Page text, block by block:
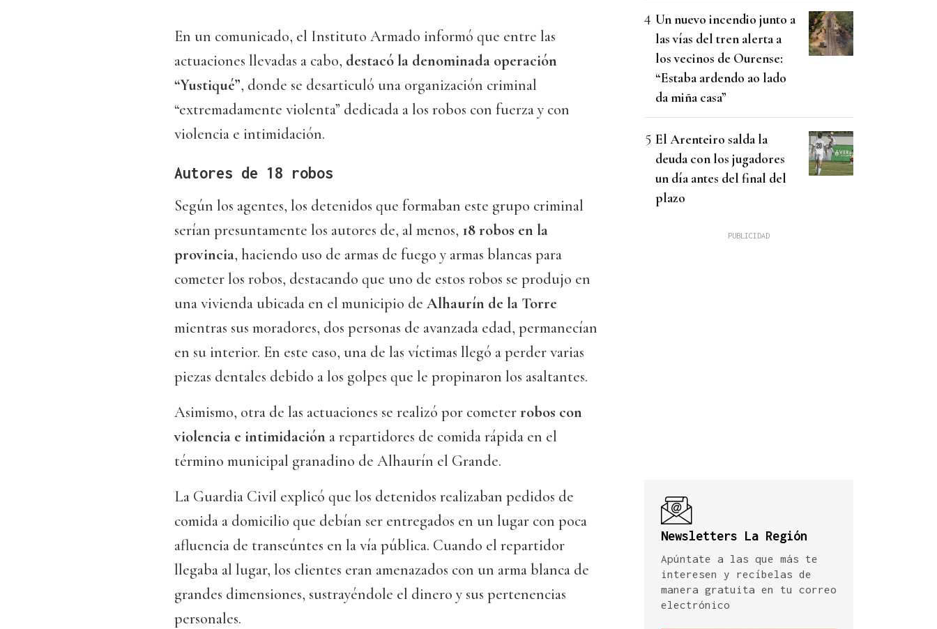
En un comunicado, el Instituto Armado informó que entre las
actuaciones llevadas a cabo, destacó la denominada operación
“Yustiqué”, donde se desarticuló una organización criminal
“extremadamente violenta” dedicada a los robos con fuerza y con
violencia e intimidación.
Autores de 18 robos
Según los agentes, los detenidos que formaban este grupo criminal
serían presuntamente los autores de, al menos, 18 robos en la
provincia, haciendo uso de armas de fuego y armas blancas para
cometer los robos, destacando que uno de estos robos se produjo en
una vivienda ubicada en el municipio de Alhaurín de la Torre
mientras sus moradores, dos personas de avanzada edad, permanecían
en su interior. En este caso, una de las víctimas llegó a perder varias
piezas dentales debido a los golpes que le propinaron los asaltantes.
Asimismo, otra de las actuaciones se realizó por cometerrobos con
violencia e intimidación a repartidores de comida rápida en el
término municipal granadino de Alhaurín el Grande.
La Guardia Civil explicó que los detenidos realizaban pedidos de
comida a domicilio que debían ser entregados en un lugar con poca
afluencia de transeúntes en la vía pública. Cuando el repartidor
llegaba al lugar, los clientes eran amenazados con un arma blanca de
grandes dimensiones, sustrayéndole el dinero y sus pertenencias
personales.
Un nuevo incendio junto a
las vías del tren alerta a
los vecinos de Ourense:
“Estaba ardendo ao lado
da miña casa”
El Arenteiro salda la
deuda con los jugadores
un día antes del final del
plazo
Newsletters La Región
Apúntate a las que más te
interesen y recíbelas de
manera gratuita en tu correo
electrónico